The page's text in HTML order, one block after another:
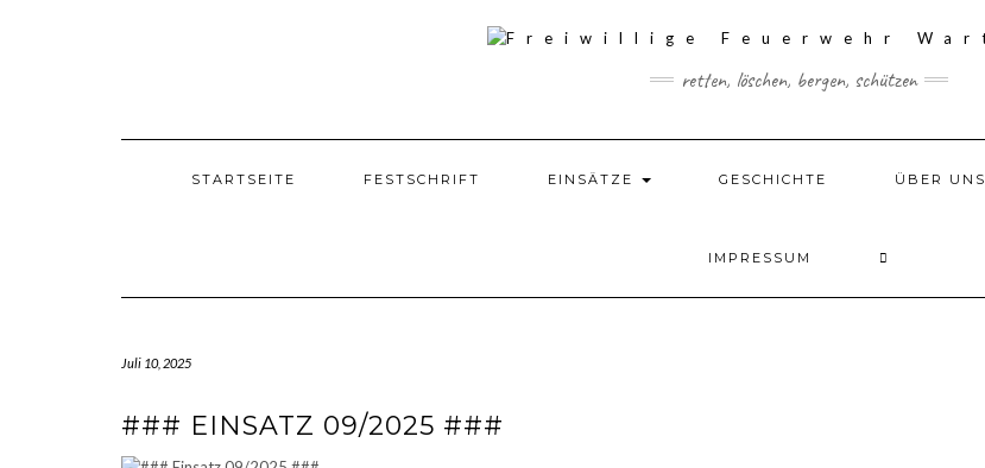
retten, löschen, bergen, schützen
STARTSEITE FESTSCHRIFT EINSÄTZE GESCHICHTE ÜBER UNS
IMPRESSUM
Juli 10, 2025
### EINSATZ 09/2025 ###